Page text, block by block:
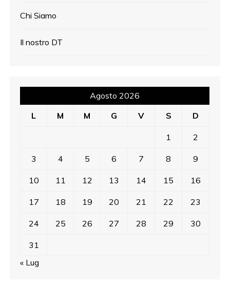
Chi Siamo
Il nostro DT
Agosto 2026
L
M M G V S D
1 2
3 4 5 6 7 8 9
10 11 12 13 14 15 16
17 18 19 20 21 22 23
24 25 26 27 28 29 30
31
« Lug